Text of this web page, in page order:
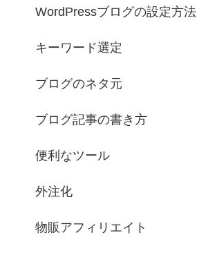
WordPressブログの設定方法
キーワード選定
ブログのネタ元
ブログ記事の書き方
便利なツール
外注化
物販アフィリエイト